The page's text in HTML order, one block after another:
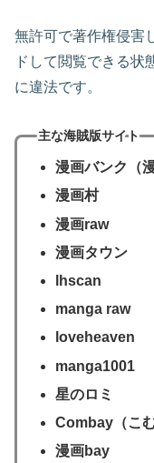
無許可で著作権侵害
ドして閲覧できる状
に違法です。
主な海賊版サイト
漫画バンク（
漫画村
漫画raw
漫画タウン
lhscan
manga raw
loveheaven
manga1001
星のロミ
Combay（こむ
漫画bay